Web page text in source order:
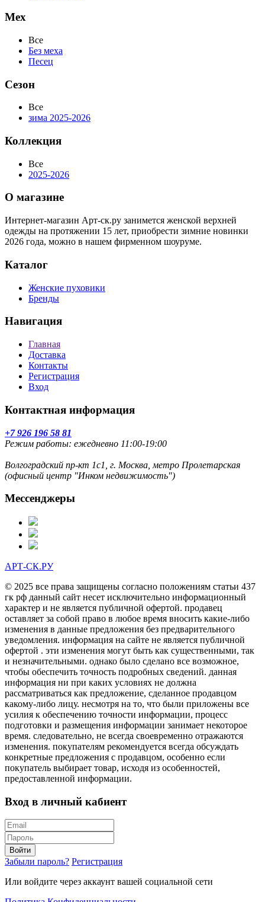
Мех
Все
Без меха
Песец
Сезон
Все
зима 2025-2026
Коллекция
Все
2025-2026
О магазине
Интернет-магазин Арт-ск.ру занимется женской верхней
одежды на протяжении 15 лет, приобрести зимние новинки
2026 года, можно в нашем фирменном шоуруме.
Каталог
Женские пуховики
Бренды
Навигация
Главная
Доставка
Контакты
Регистрация
Вход
Контактная информация
+7 926 196 58 81
Режим работы: ежедневно 11:00-19:00
Волгоградский пр-кт 1с1, г. Москва, метро Пролетарская
(офисный центр "Инком недвижимость")
Мессенджеры
АРТ-СК.РУ
© 2025 все права защищены согласно положениям статьи 437
гк рф данный сайт несет исключительно информационный
характер и не является публичной офертой. продавец
оставляет за собой право в любое время вносить какие-либо
изменения в данные предложения без предварительного
уведомления. информация на сайте не является публичной
офертой . эти изменения могут быть как существенными, так
и незначительными. однако было сделано все возможное,
чтобы обеспечить точность подробных сведений. данная
информация ни при каких условиях не должна
рассматриваться как предложение, сделанное продавцом
какому-либо лицу. несмотря на то, что были приложены все
усилия к обеспечению точности информации, процесс
подготовки и размещения информации занимает некоторое
время. следовательно, не всегда своевременно отражаются
изменения. покупателям рекомендуется всегда обсуждать
конкретные предложения с продавцом, особенно если
покупатель выбирает товар, исходя из особенностей,
предоставленной информации.
Вход в личный кабиент
Войти
Забыли пароль? Регистрация
Или войдите через аккаунт вашей социальной сети